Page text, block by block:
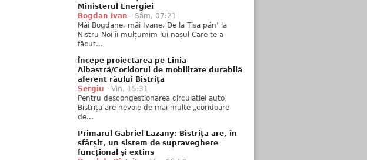
Ministerul Energiei
Bogdan Ivan - Sâm, 07:21
Măi Bogdane, măi Ivane, De la Tisa pân’ la
Nistru Noi îi mulțumim lui nașul Care te-a
făcut...
Începe proiectarea pe Linia
Albastră/Coridorul de mobilitate durabilă
aferent râului Bistrița
Sergiu - Vin, 15:31
Pentru descongestionarea circulatiei auto
Bistrița are nevoie de mai multe „coridoare
de...
Primarul Gabriel Lazany: Bistrița are, în
sfârșit, un sistem de supraveghere
funcțional și extins